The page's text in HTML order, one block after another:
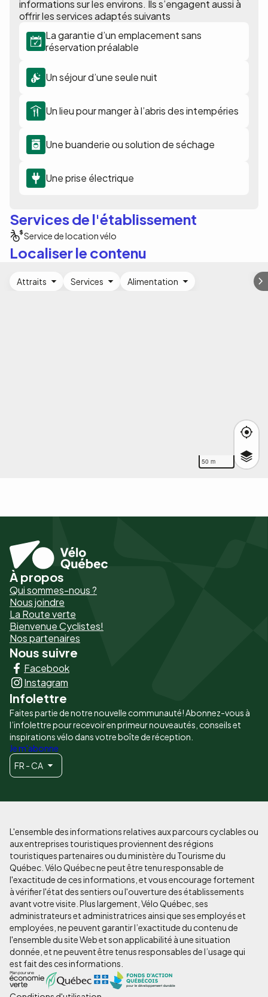
informations sur les environs. Ils s’engagent aussi à
offrir les services adaptés suivants
La garantie d’un emplacement sans
réservation préalable
Un séjour d’une seule nuit
Un lieu pour manger à l’abris des intempéries
Une buanderie ou solution de séchage
Une prise électrique
Services de l'établissement
Service de location vélo
Localiser le contenu
50 m
Attraits Services Alimentation
Pied
de
page
-
Liens
principaux
À propos
Qui sommes-nous ?
Nous joindre
La Route verte
Bienvenue Cyclistes!
Nos partenaires
Nous suivre
Facebook
Instagram
Infolettre
Faites partie de notre nouvelle communauté! Abonnez-vous à
l’infolettre pour recevoir en primeur nouveautés, conseils et
inspirations vélo dans votre boîte de réception.
Je m'abonne
FR - CA
L'ensemble des informations relatives aux parcours cyclables ou
aux entreprises touristiques proviennent des régions
touristiques partenaires ou du ministère du Tourisme du
Québec. Vélo Québec ne peut être tenu responsable de
l'exactitude de ces informations, et vous encourage fortement
à vérifier l'état des sentiers ou l'ouverture des établissements
avant votre visite. Plus largement, Vélo Québec, ses
administrateurs et administratrices ainsi que ses employés et
employées, ne peuvent garantir l’exactitude du contenu de
l'ensemble du site Web et son applicabilité à une situation
donnée, et ne peuvent être tenus responsables de l’usage qui
est fait des ces informations.